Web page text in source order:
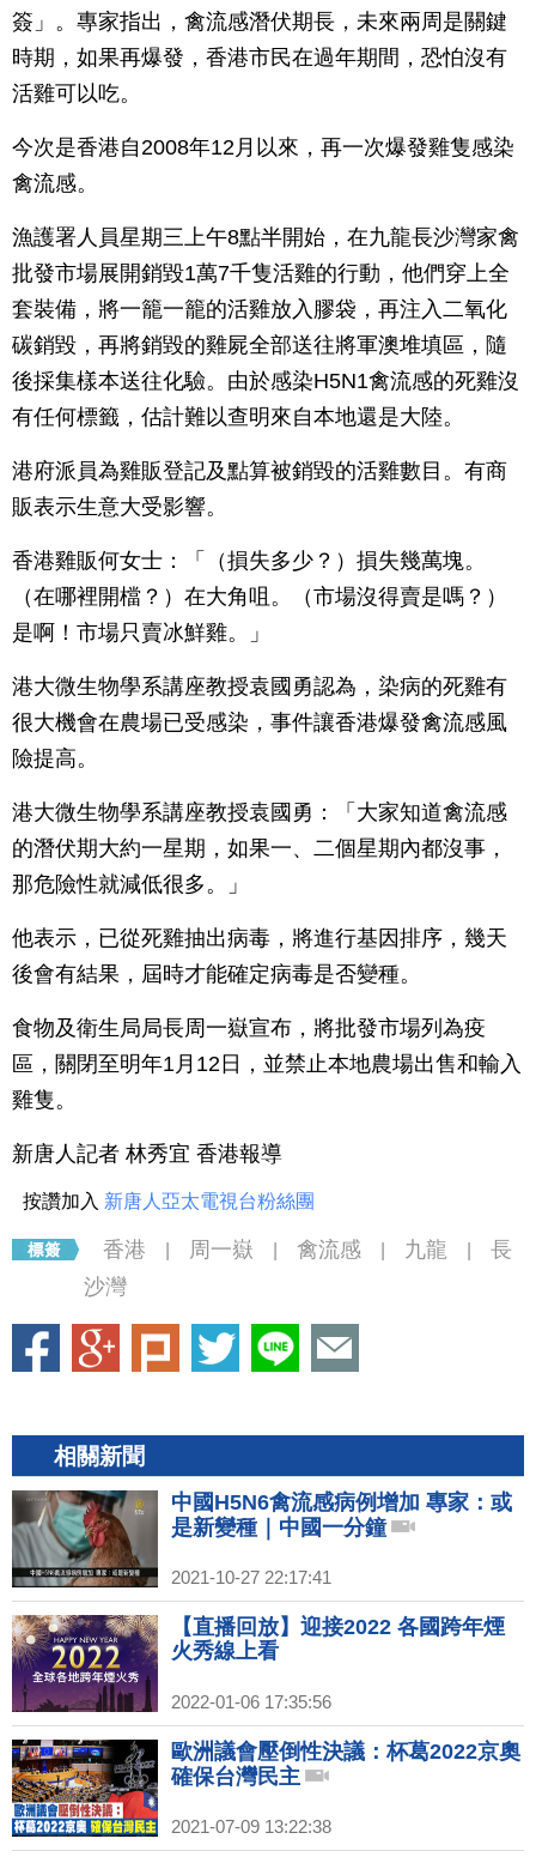
簽」。專家指出，禽流感潛伏期長，未來兩周是關鍵
時期，如果再爆發，香港市民在過年期間，恐怕沒有
活雞可以吃。
今次是香港自2008年12月以來，再一次爆發雞隻感染
禽流感。
漁護署人員星期三上午8點半開始，在九龍長沙灣家禽
批發市場展開銷毀1萬7千隻活雞的行動，他們穿上全
套裝備，將一籠一籠的活雞放入膠袋，再注入二氧化
碳銷毀，再將銷毀的雞屍全部送往將軍澳堆填區，隨
後採集樣本送往化驗。由於感染H5N1禽流感的死雞沒
有任何標籤，估計難以查明來自本地還是大陸。
港府派員為雞販登記及點算被銷毀的活雞數目。有商
販表示生意大受影響。
香港雞販何女士：「（損失多少？）損失幾萬塊。
（在哪裡開檔？）在大角咀。（市場沒得賣是嗎？）
是啊！市場只賣冰鮮雞。」
港大微生物學系講座教授袁國勇認為，染病的死雞有
很大機會在農場已受感染，事件讓香港爆發禽流感風
險提高。
港大微生物學系講座教授袁國勇：「大家知道禽流感
的潛伏期大約一星期，如果一、二個星期內都沒事，
那危險性就減低很多。」
他表示，已從死雞抽出病毒，將進行基因排序，幾天
後會有結果，屆時才能確定病毒是否變種。
食物及衛生局局長周一嶽宣布，將批發市場列為疫
區，關閉至明年1月12日，並禁止本地農場出售和輸入
雞隻。
新唐人記者 林秀宜 香港報導
按讚加入 新唐人亞太電視台粉絲團
香港 周一嶽 禽流感 九龍
長
沙灣
相關新聞
中國H5N6禽流感病例增加 專家：或
是新變種｜中國一分鐘
2021-10-27 22:17:41
【直播回放】迎接2022 各國跨年煙
火秀線上看
2022-01-06 17:35:56
歐洲議會壓倒性決議：杯葛2022京奧
確保台灣民主
2021-07-09 13:22:38